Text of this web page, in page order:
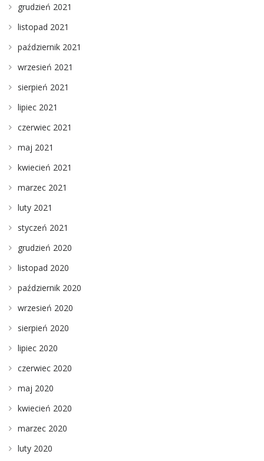
grudzień 2021
listopad 2021
październik 2021
wrzesień 2021
sierpień 2021
lipiec 2021
czerwiec 2021
maj 2021
kwiecień 2021
marzec 2021
luty 2021
styczeń 2021
grudzień 2020
listopad 2020
październik 2020
wrzesień 2020
sierpień 2020
lipiec 2020
czerwiec 2020
maj 2020
kwiecień 2020
marzec 2020
luty 2020